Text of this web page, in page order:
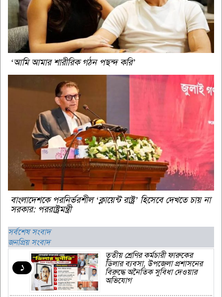
‘আমি আমার শারীরিক গঠন পছন্দ করি’
বাংলাদেশকে পরনির্ভরশীল ‘ক্লায়েন্ট রাষ্ট্র’ হিসেবে দেখতে চায় না
সরকার: পররাষ্ট্রমন্ত্রী
সর্বশেষ সংবাদ
জনপ্রিয় সংবাদ
১
তৃতীয় শ্রেণির কর্মচারী ফারুকের
ডিলার ব্যবসা, উপজেলা প্রশাসনের
বিরুদ্ধে অনৈতিক সুবিধা দেওয়ার
অভিযোগ